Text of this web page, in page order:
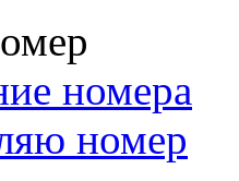
номера
номер